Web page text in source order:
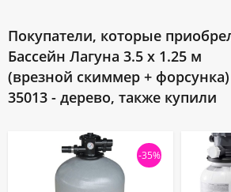
Покупатели, которые
Бассейн Лагуна 3.5 х 1.25 м
(врезной скиммер + форсунка)
35013 - дерево, также купили
-35%